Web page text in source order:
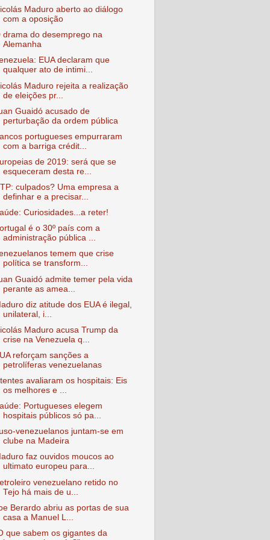
Maduro aberto ao diálogo
com a oposição
drama do desemprego na
Alemanha
EUA declaram que
qualquer ato de intimi...
Maduro rejeita a realização
de eleições pr...
Guaidó acusado de
perturbação da ordem pública
portugueses empurraram
com a barriga crédit...
de 2019: será que se
esqueceram desta re...
culpados? Uma empresa a
definhar e a precisar...
Curiosidades...a reter!
é o 30º país com a
administração pública ...
temem que crise
política se transform...
Guaidó admite temer pela vida
perante as amea...
diz atitude dos EUA é ilegal,
unilateral, i...
Maduro acusa Trump da
crise na Venezuela q...
reforçam sanções a
petrolíferas venezuelanas
avaliaram os hospitais: Eis
os melhores e ...
Portugueses elegem
hospitais públicos só pa...
venezuelanos juntam-se em
clube na Madeira
faz ouvidos moucos ao
ultimato europeu para...
venezuelano retido no
Tejo há mais de u...
Berardo abriu as portas de sua
casa a Manuel L...
que sabem os gigantes da